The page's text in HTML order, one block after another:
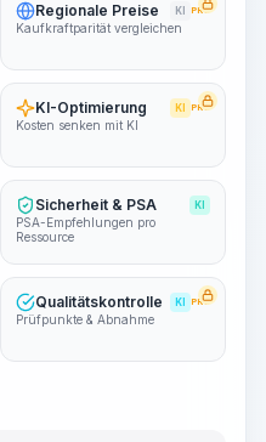
Regionale Preise KI PRO
Kaufkraftparität vergleichen
KI-Optimierung KI PRO
Kosten senken mit KI
Sicherheit & PSA KI
PSA-Empfehlungen pro
Ressource
Qualitätskontrolle KI PRO
Prüfpunkte & Abnahme